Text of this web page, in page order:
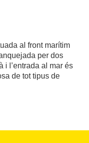
al front marítim
per dos
i l’entrada al mar és
de tot tipus de